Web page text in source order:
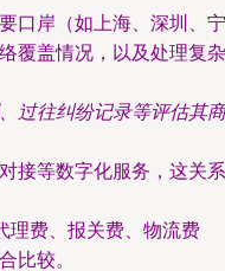
口岸（如上海、深圳、宁
覆盖情况，以及处理复杂
过往纠纷记录等评估其商
接等数字化服务，这关系
理费、报关费、物流费
比较。